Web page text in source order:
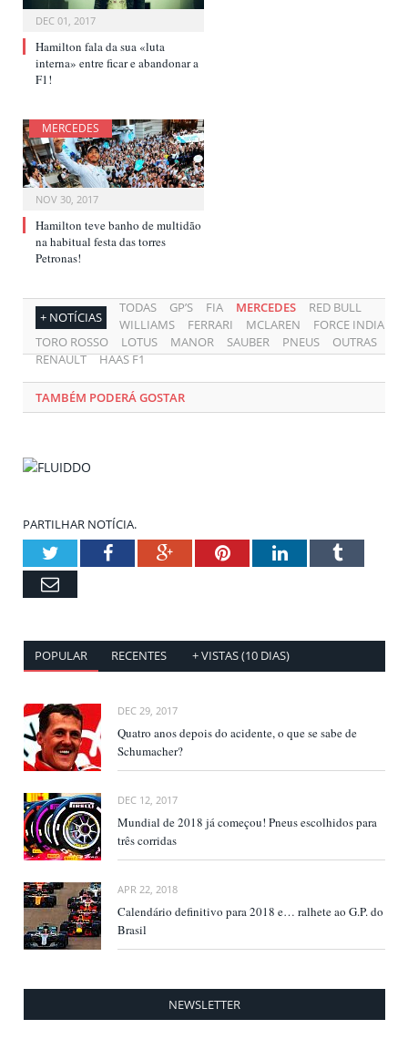
DEC 01, 2017
Hamilton fala da sua «luta
interna» entre ficar e abandonar a
F1!
MERCEDES
NOV 30, 2017
Hamilton teve banho de multidão
na habitual festa das torres
Petronas!
+ NOTÍCIAS
TODAS GP’S FIA MERCEDES
RED BULL
WILLIAMS
FERRARI MCLAREN
FORCE INDIA
TORO ROSSO
LOTUS MANOR SAUBER PNEUS
OUTRAS
RENAULT
HAAS F1
TAMBÉM PODERÁ GOSTAR
PARTILHAR NOTÍCIA.
TwitterFacebookGoogle+PinterestLinkedInTumblr
Email
POPULAR RECENTES + VISTAS (10 DIAS)
DEC 29, 2017
Quatro anos depois do acidente, o que se sabe de
Schumacher?
DEC 12, 2017
Mundial de 2018 já começou! Pneus escolhidos para
três corridas
APR 22, 2018
Calendário definitivo para 2018 e… ralhete ao G.P. do
Brasil
NEWSLETTER